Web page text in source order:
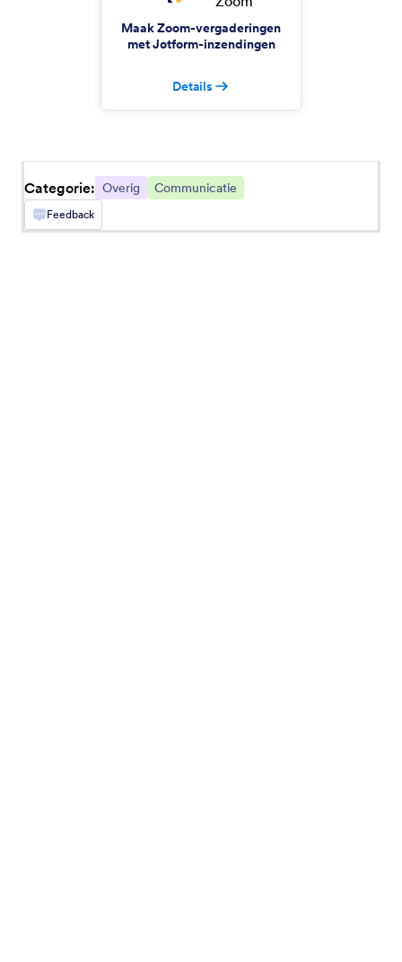
Maak Zoom-vergaderingen
met Jotform-inzendingen
Details
Categorie: Overig Communicatie
Feedback
van Jotform-inzendingen
Automate order creation between Jotform and
ShipStation
Streamline referral programs with Jotform
integration